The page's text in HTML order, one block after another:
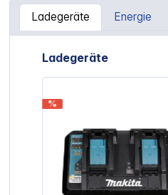
Ladegeräte Energie
Artikelgalerie überspringen
Ladegeräte
%